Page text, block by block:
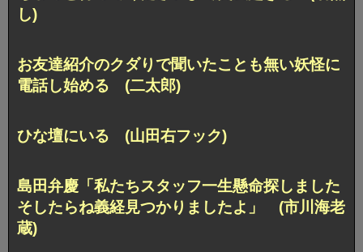
し)
お友達紹介のクダりで聞いたことも無い妖怪に
電話し始める (二太郎)
ひな壇にいる (山田右フック)
島田弁慶「私たちスタッフ一生懸命探しました
そしたらね義経見つかりましたよ」 (市川海老
蔵)